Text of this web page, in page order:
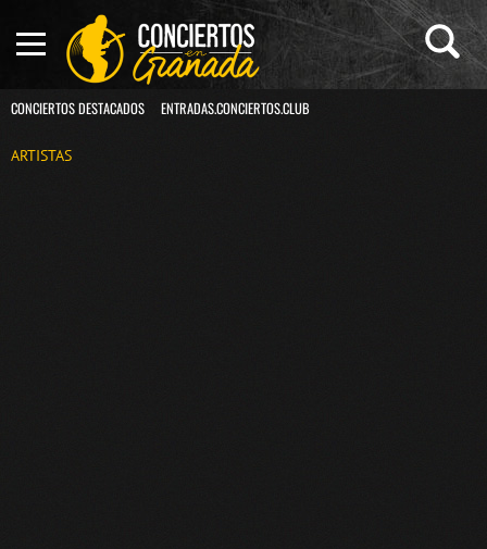
CONCIERTOS DESTACADOS ENTRADAS.CONCIERTOS.CLUB
ARTISTAS